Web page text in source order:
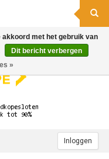
Inloggen
akkoord met het gebruik van
Dit bericht verbergen
»